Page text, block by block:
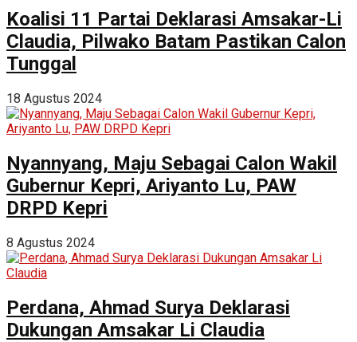
Koalisi 11 Partai Deklarasi Amsakar-Li
Claudia, Pilwako Batam Pastikan Calon
Tunggal
18 Agustus 2024
Nyannyang, Maju Sebagai Calon Wakil
Gubernur Kepri, Ariyanto Lu, PAW
DRPD Kepri
8 Agustus 2024
Perdana, Ahmad Surya Deklarasi
Dukungan Amsakar Li Claudia